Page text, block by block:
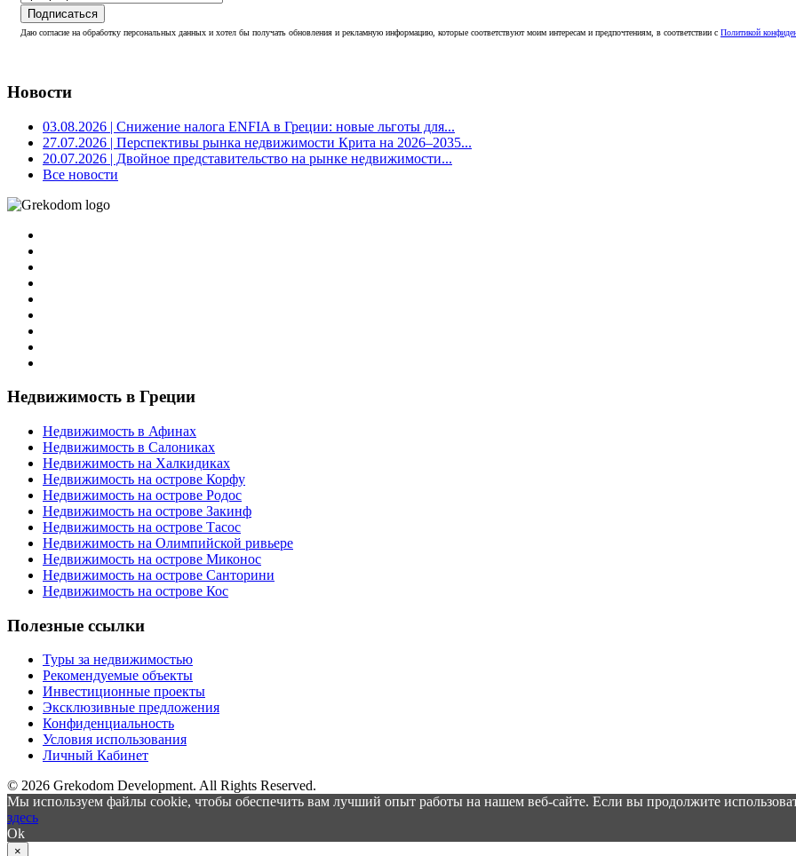
Подписаться
Даю согласие на обработку персональных данных и хотел бы получать обновления и рекламную информацию, которые соответствуют моим интересам и предпочтениям, в соответствии с Политикой
Новости
03.08.2026 | Снижение налога ENFIA в Греции: новые льготы для...
27.07.2026 | Перспективы рынка недвижимости Крита на 2026–2035...
20.07.2026 | Двойное представительство на рынке недвижимости...
Все новости
Недвижимость в Греции
Недвижимость в Афинах
Недвижимость в Салониках
Недвижимость на Халкидиках
Недвижимость на острове Корфу
Недвижимость на острове Родос
Недвижимость на острове Закинф
Недвижимость на острове Тасос
Недвижимость на Олимпийской ривьере
Недвижимость на острове Миконос
Недвижимость на острове Санторини
Недвижимость на острове Кос
Полезные ссылки
Туры за недвижимостью
Рекомендуемые объекты
Инвестиционные проекты
Эксклюзивные предложения
Конфиденциальность
Условия использования
Личный Кабинет
© 2026 Grekodom Development. All Rights Reserved.
Мы используем файлы cookie, чтобы обеспечить вам лучший опыт работы на нашем веб-сайте. Если вы продолжите
здесь
Ok
×